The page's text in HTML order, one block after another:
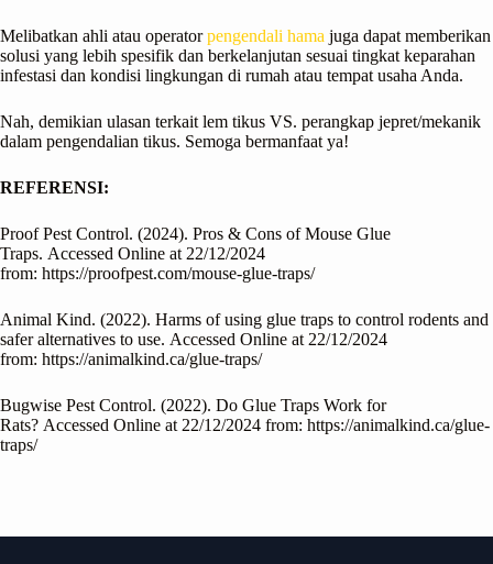
Melibatkan ahli atau operatorpengendali hama juga dapat memberikan
solusi yang lebih spesifik dan berkelanjutan sesuai tingkat keparahan
infestasi dan kondisi lingkungan di rumah atau tempat usaha Anda.
Nah, demikian ulasan terkait lem tikus VS. perangkap jepret/mekanik
dalam pengendalian tikus. Semoga bermanfaat ya!
REFERENSI:
Proof Pest Control. (2024). Pros & Cons of Mouse Glue
Traps. Accessed Online at 22/12/2024
from: https://proofpest.com/mouse-glue-traps/
Animal Kind. (2022). Harms of using glue traps to control rodents and
safer alternatives to use. Accessed Online at 22/12/2024
from: https://animalkind.ca/glue-traps/
Bugwise Pest Control. (2022). Do Glue Traps Work for
Rats? Accessed Online at 22/12/2024 from: https://animalkind.ca/glue-
traps/